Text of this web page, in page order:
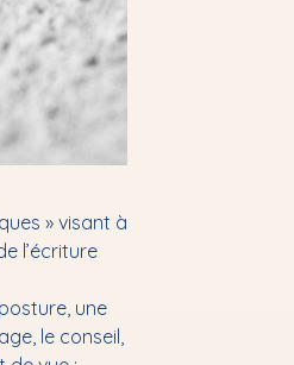
» visant à
l’écriture
une
le conseil,